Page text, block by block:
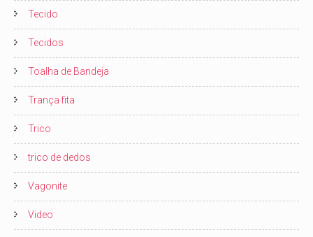
Tecido
Tecidos
Toalha de Bandeja
Trança fita
Trico
trico de dedos
Vagonite
Video